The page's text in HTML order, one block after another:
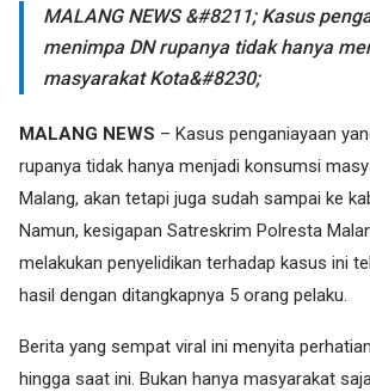
MALANG NEWS &#8211; Kasus
menimpa DN rupanya tidak hanya
masyarakat Kota&#8230;
MALANG NEWS – Kasus penganiayaan
rupanya tidak hanya menjadi konsumsi
Malang, akan tetapi juga sudah sampai ke
Namun, kesigapan Satreskrim Polresta
melakukan penyelidikan terhadap kasus ini
hasil dengan ditangkapnya 5 orang pelaku.
Berita yang sempat viral ini menyita
hingga saat ini. Bukan hanya masyarakat